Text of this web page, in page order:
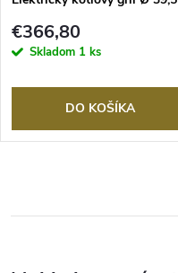
€366,80
Skladom 1 ks
DO KOŠÍKA